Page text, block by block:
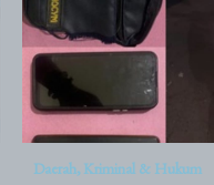
Daerah Kriminal & Hukum